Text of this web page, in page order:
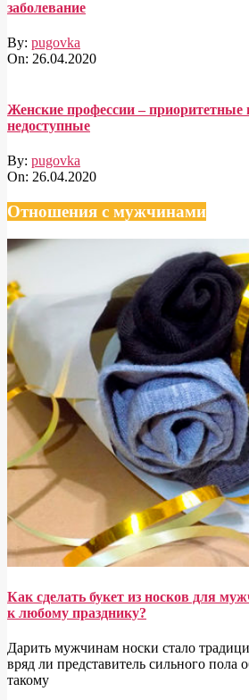
заболевание
By: pugovka
On: 26.04.2020
Женские профессии – приоритетные
недоступные
By: pugovka
On: 26.04.2020
Отношения с мужчинами
Как сделать букет из носков для
к любому празднику?
Дарить мужчинам носки стало
вряд ли представитель сильного пола
такому